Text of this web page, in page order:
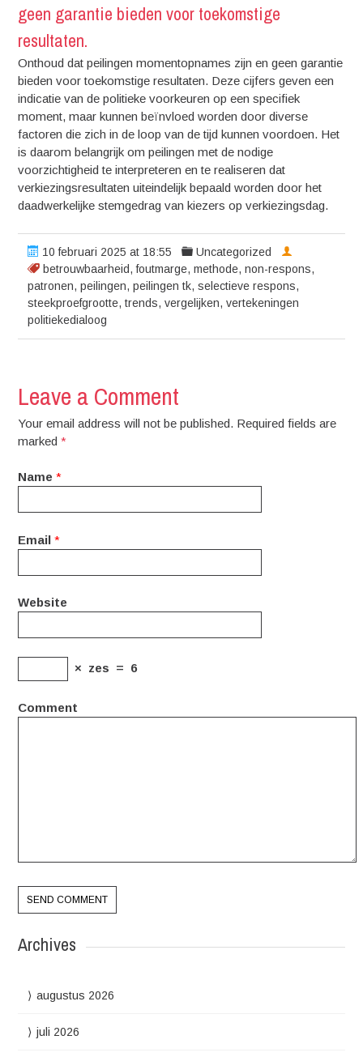
geen garantie bieden voor toekomstige
resultaten.
Onthoud dat peilingen momentopnames zijn en geen garantie
bieden voor toekomstige resultaten. Deze cijfers geven een
indicatie van de politieke voorkeuren op een specifiek
moment, maar kunnen beïnvloed worden door diverse
factoren die zich in de loop van de tijd kunnen voordoen. Het
is daarom belangrijk om peilingen met de nodige
voorzichtigheid te interpreteren en te realiseren dat
verkiezingsresultaten uiteindelijk bepaald worden door het
daadwerkelijke stemgedrag van kiezers op verkiezingsdag.
10 februari 2025 at 18:55
Uncategorized
betrouwbaarheid,foutmarge,methode,non-respons,
patronen,peilingen,peilingen tk,selectieve respons,
steekproefgrootte,trends,vergelijken,vertekeningen
politiekedialoog
Leave a Comment
Your email address will not be published. Required fields are
marked*
Name *
Email *
Website
× zes = 6
Comment
Archives
augustus 2026
juli 2026